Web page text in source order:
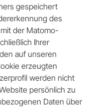
gespeichert
des
der Matomo-
Ihrer
auf unseren
erzeugten
werden nicht
persönlich zu
Daten über